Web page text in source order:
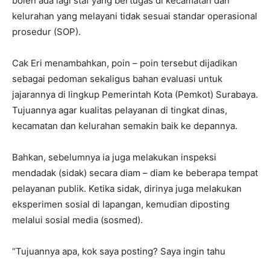
kelurahan yang melayani tidak sesuai standar operasional
prosedur (SOP).
Cak Eri menambahkan, poin – poin tersebut dijadikan
sebagai pedoman sekaligus bahan evaluasi untuk
jajarannya di lingkup Pemerintah Kota (Pemkot) Surabaya.
Tujuannya agar kualitas pelayanan di tingkat dinas,
kecamatan dan kelurahan semakin baik ke depannya.
Bahkan, sebelumnya ia juga melakukan inspeksi
mendadak (sidak) secara diam – diam ke beberapa tempat
pelayanan publik. Ketika sidak, dirinya juga melakukan
eksperimen sosial di lapangan, kemudian diposting
melalui sosial media (sosmed).
“Tujuannya apa, kok saya posting? Saya ingin tahu